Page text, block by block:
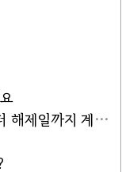
일까지 계산 방법